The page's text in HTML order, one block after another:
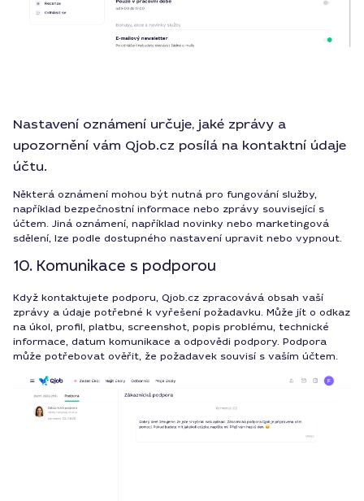
Nastavení oznámení určuje, jaké zprávy a
upozornění vám Qjob.cz posílá na kontaktní údaje
účtu.
Některá oznámení mohou být nutná pro fungování služby,
například bezpečnostní informace nebo zprávy související s
účtem. Jiná oznámení, například novinky nebo marketingová
sdělení, lze podle dostupného nastavení upravit nebo vypnout.
10. Komunikace s podporou
Když kontaktujete podporu, Qjob.cz zpracovává obsah vaší
zprávy a údaje potřebné k vyřešení požadavku. Může jít o odkaz
na úkol, profil, platbu, screenshot, popis problému, technické
informace, datum komunikace a odpovědi podpory. Podpora
může potřebovat ověřit, že požadavek souvisí s vaším účtem.